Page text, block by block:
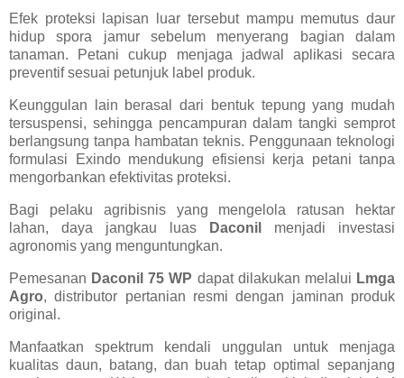
Efek proteksi lapisan luar tersebut mampu memutus daur
hidup spora jamur sebelum menyerang bagian dalam
tanaman. Petani cukup menjaga jadwal aplikasi secara
preventif sesuai petunjuk label produk.
Keunggulan lain berasal dari bentuk tepung yang mudah
tersuspensi, sehingga pencampuran dalam tangki semprot
berlangsung tanpa hambatan teknis. Penggunaan teknologi
formulasi Exindo mendukung efisiensi kerja petani tanpa
mengorbankan efektivitas proteksi.
Bagi pelaku agribisnis yang mengelola ratusan hektar
lahan, daya jangkau luas
Daconil
menjadi investasi
agronomis yang menguntungkan.
Pemesanan Daconil 75 WP dapat dilakukan melalui Lmga
Agro, distributor pertanian resmi dengan jaminan produk
original.
Manfaatkan spektrum kendali unggulan untuk menjaga
kualitas daun, batang, dan buah tetap optimal sepanjang